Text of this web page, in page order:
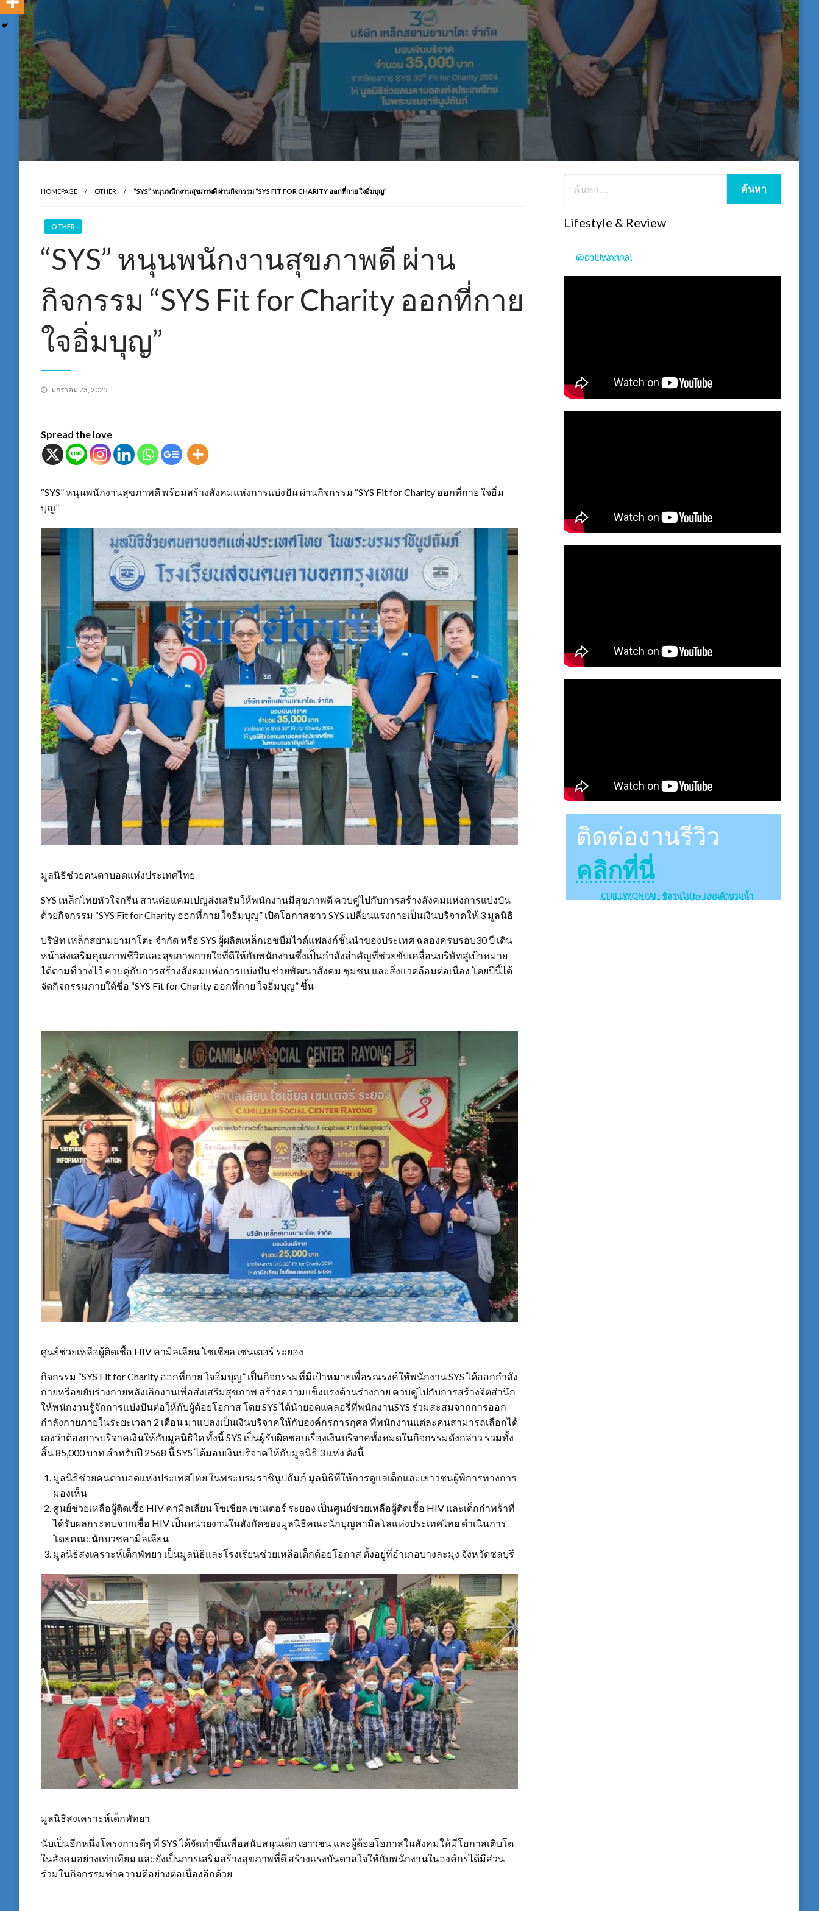
HOMEPAGE OTHER “SYS” หนุนพนักงานสุขภาพดี ผ่านกิจกรรม “SYS FIT FOR CHARITY ออกที่กาย ใจอิ่มบุญ”
OTHER
“SYS” หนุนพนักงานสุขภาพดี ผ่าน
กิจกรรม “SYS Fit for Charity ออกที่กาย
ใจอิ่มบุญ”
Posted
มกราคม 23, 2025
Spread the love
“SYS” หนุนพนักงานสุขภาพดี พร้อมสร้างสังคมแห่งการแบ่งปัน ผ่านกิจกรรม “SYS Fit for Charity ออกที่กาย ใจอิ่ม
บุญ”
มูลนิธิช่วยคนตาบอดแห่งประเทศไทย
SYS เหล็กไทยหัวใจกรีน สานต่อแคมเปญส่งเสริมให้พนักงานมีสุขภาพดี ควบคู่ไปกับการสร้างสังคมแห่งการแบ่งปัน
ด้วยกิจกรรม “SYS Fit for Charity ออกที่กาย ใจอิ่มบุญ” เปิดโอกาสชาว SYS เปลี่ยนแรงกายเป็นเงินบริจาคให้ 3 มูลนิธิ
บริษัท เหล็กสยามยามาโตะ จำกัด หรือ SYS ผู้ผลิตเหล็กเอชบีมไวด์แฟลงก์ชั้นนำของประเทศ ฉลองครบรอบ30 ปี เดิน
หน้าส่งเสริมคุณภาพชีวิตและสุขภาพกายใจที่ดีให้กับพนักงานซึ่งเป็นกำลังสำคัญที่ช่วยขับเคลื่อนบริษัทสู่เป้าหมาย
ได้ตามที่วางไว้ ควบคู่กับการสร้างสังคมแห่งการแบ่งปัน ช่วยพัฒนาสังคม ชุมชน และสิ่งแวดล้อมต่อเนื่อง โดยปีนี้ได้
จัดกิจกรรมภายใต้ชื่อ “SYS Fit for Charity ออกที่กาย ใจอิ่มบุญ” ขึ้น
ศูนย์ช่วยเหลือผู้ติดเชื้อ HIV คามิลเลียน โซเชียล เซนเตอร์ ระยอง
กิจกรรม “SYS Fit for Charity ออกที่กาย ใจอิ่มบุญ” เป็นกิจกรรมที่มีเป้าหมายเพื่อรณรงค์ให้พนักงาน SYS ได้ออกกำลัง
กายหรือขยับร่างกายหลังเลิกงานเพื่อส่งเสริมสุขภาพ สร้างความแข็งแรงด้านร่างกาย ควบคู่ไปกับการสร้างจิตสำนึก
ให้พนักงานรู้จักการแบ่งปันต่อให้กับผู้ด้อยโอกาส โดย SYS ได้นำยอดแคลอรี่ที่พนักงานSYS ร่วมสะสมจากการออก
กำลังกายภายในระยะเวลา 2 เดือน มาแปลงเป็นเงินบริจาคให้กับองค์กรการกุศล ที่พนักงานแต่ละคนสามารถเลือกได้
เองว่าต้องการบริจาคเงินให้กับมูลนิธิใด ทั้งนี้ SYS เป็นผู้รับผิดชอบเรื่องเงินบริจาคทั้งหมดในกิจกรรมดังกล่าว รวมทั้ง
สิ้น 85,000 บาท สำหรับปี 2568 นี้ SYS ได้มอบเงินบริจาคให้กับมูลนิธิ 3 แห่ง ดังนี้
มูลนิธิช่วยคนตาบอดแห่งประเทศไทย ในพระบรมราชินูปถัมภ์ มูลนิธิที่ให้การดูแลเด็กและเยาวชนผู้พิการทางการ
มองเห็น
ศูนย์ช่วยเหลือผู้ติดเชื้อ HIV คามิลเลียน โซเชียล เซนเตอร์ ระยอง เป็นศูนย์ข่วยเหลือผู้ติดเชื้อ HIV และเด็กกำพร้าที่
ได้รับผลกระทบจากเชื้อ HIV เป็นหน่วยงานในสังกัดของมูลนิธิคณะนักบุญคามิลโลแห่งประเทศไทย ดำเนินการ
โดยคณะนักบวชคามิลเลียน
มูลนิธิสงเคราะห์เด็กพัทยา เป็นมูลนิธิและโรงเรียนช่วยเหลือเด็กด้อยโอกาส ตั้งอยู่ที่อำเภอบางละมุง จังหวัดชลบุรี
มูลนิธิสงเคราะห์เด็กพัทยา
นับเป็นอีกหนึ่งโครงการดีๆ ที่ SYS ได้จัดทำขึ้นเพื่อสนับสนุนเด็ก เยาวชน และผู้ด้อยโอกาสในสังคมให้มีโอกาสเติบโต
ในสังคมอย่างเท่าเทียม และยังเป็นการเสริมสร้างสุขภาพที่ดี สร้างแรงบันดาลใจให้กับพนักงานในองค์กรได้มีส่วน
ร่วมในกิจกรรมทำความดีอย่างต่อเนื่องอีกด้วย
Lifestyle & Review
@chillwonpai
ติดต่องานรีวิว
คลิกที่นี่
CHILLWONPAI : ชิลวนไป by แพนด้าบวมน้ำ